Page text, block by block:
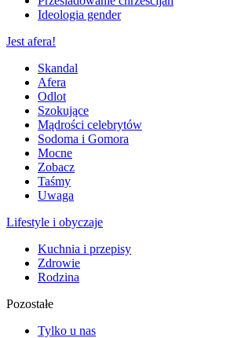
Ideologia gender
Jest afera!
Skandal
Afera
Odlot
Szokujące
Mądrości celebrytów
Sodoma i Gomora
Mocne
Zobacz
Taśmy
Uwaga
Lifestyle i obyczaje
Kuchnia i przepisy
Zdrowie
Rodzina
Pozostałe
Tylko u nas